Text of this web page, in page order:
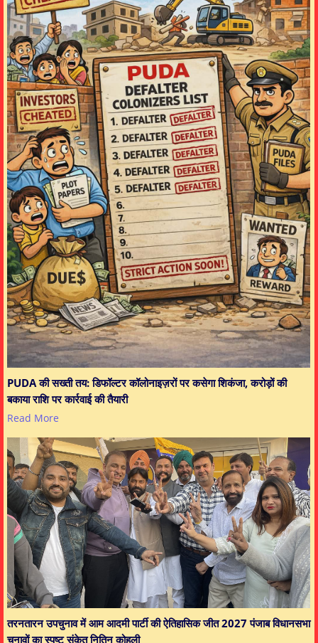
PUDA की सख्ती तय: डिफॉल्टर कॉलोनाइज़रों पर कसेगा शिकंजा, करोड़ों की
बकाया राशि पर कार्रवाई की तैयारी
Read More
तरनतारन उपचुनाव में आम आदमी पार्टी की ऐतिहासिक जीत 2027 पंजाब विधानसभा
चुनावों का स्पष्ट संकेत नितिन कोहली